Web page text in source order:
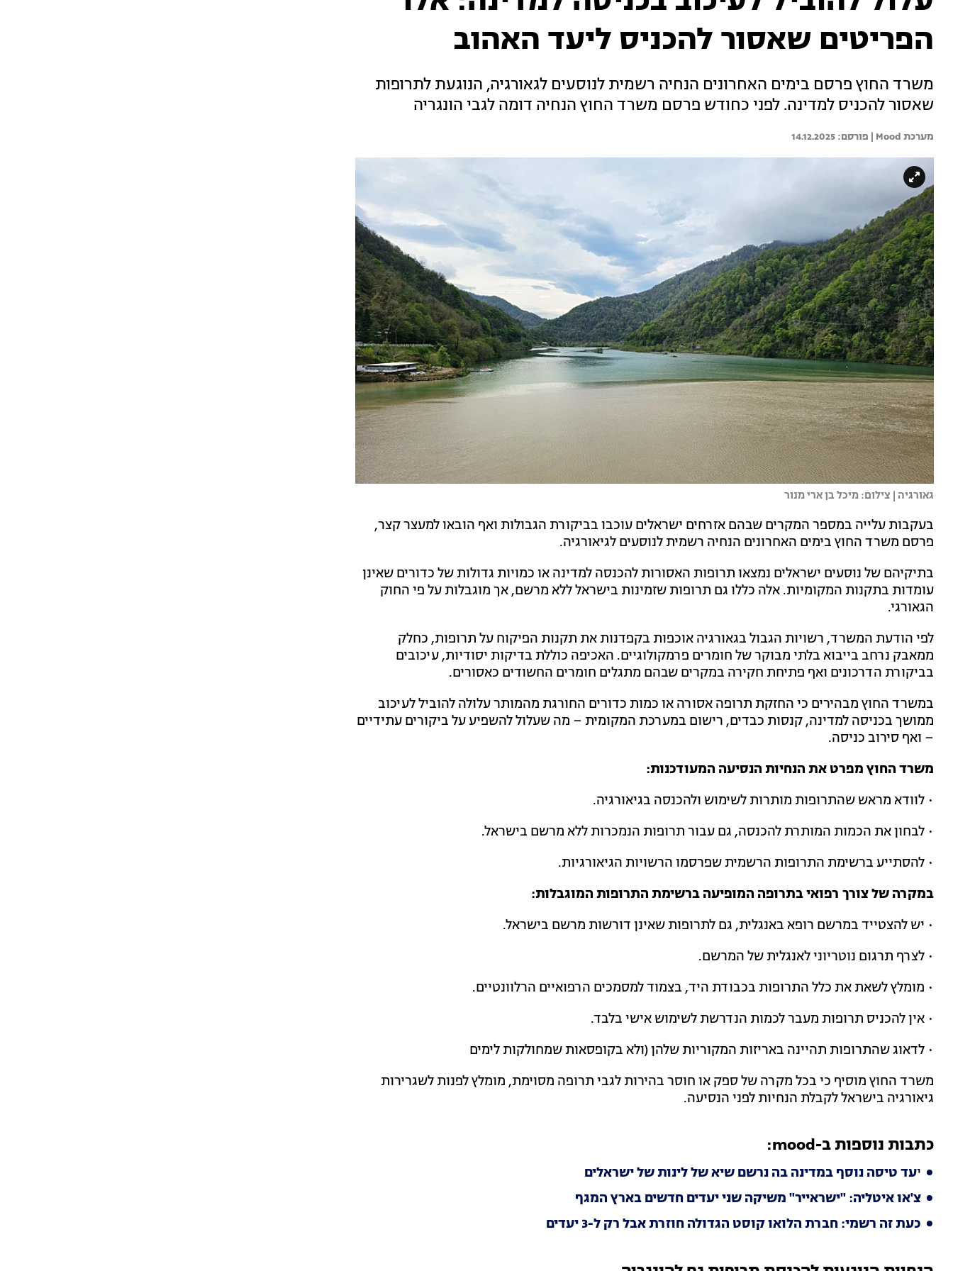
הפריטים שאסור להכניס ליעד האהוב
משרד החוץ פרסם בימים האחרונים הנחיה רשמית לנוסעים לגאורגיה, הנוגעת לתרופות
שאסור להכניס למדינה. לפני כחודש פרסם משרד החוץ הנחיה דומה לגבי הונגריה
מערכת Mood | 14.12.2025
גאורגיה | צילום: מיכל בן ארי מנור
בעקבות עלייה במספר המקרים שבהם אזרחים ישראלים עוכבו בביקורת הגבולות ואף הובאו למעצר קצר,
פרסם משרד החוץ בימים האחרונים הנחיה רשמית לנוסעים לגיאורגיה.
בתיקיהם של נוסעים ישראלים נמצאו תרופות האסורות להכנסה למדינה או כמויות גדולות של כדורים שאינן
עומדות בתקנות המקומיות. אלה כללו גם תרופות שזמינות בישראל ללא מרשם, אך מוגבלות על פי החוק
הגאורגי.
לפי הודעת המשרד, רשויות הגבול בגאורגיה אוכפות בקפדנות את תקנות הפיקוח על תרופות, כחלק
ממאבק נרחב בייבוא בלתי מבוקר של חומרים פרמקולוגיים. האכיפה כוללת בדיקות יסודיות, עיכובים
בביקורת הדרכונים ואף פתיחת חקירה במקרים שבהם מתגלים חומרים החשודים כאסורים.
במשרד החוץ מבהירים כי החזקת תרופה אסורה או כמות כדורים החורגת מהמותר עלולה להוביל לעיכוב
ממושך בכניסה למדינה, קנסות כבדים, רישום במערכת המקומית – מה שעלול להשפיע על ביקורים עתידיים
– ואף סירוב כניסה.
משרד החוץ מפרט את הנחיות הנסיעה המעודכנות:
• לוודא מראש שהתרופות מותרות לשימוש ולהכנסה בגיאורגיה.
• לבחון את הכמות המותרת להכנסה, גם עבור תרופות הנמכרות ללא מרשם בישראל.
• להסתייע ברשימת התרופות הרשמית שפרסמו הרשויות הגיאורגיות.
במקרה של צורך רפואי בתרופה המופיעה ברשימת התרופות המוגבלות:
• יש להצטייד במרשם רופא באנגלית, גם לתרופות שאינן דורשות מרשם בישראל.
• לצרף תרגום נוטריוני לאנגלית של המרשם.
• מומלץ לשאת את כלל התרופות בכבודת היד, בצמוד למסמכים הרפואיים הרלוונטיים.
• אין להכניס תרופות מעבר לכמות הנדרשת לשימוש אישי בלבד.
• לדאוג שהתרופות תהיינה באריזות המקוריות שלהן (ולא בקופסאות שמחולקות לימים
משרד החוץ מוסיף כי בכל מקרה של ספק או חוסר בהירות לגבי תרופה מסוימת, מומלץ לפנות לשגרירות
גיאורגיה בישראל לקבלת הנחיות לפני הנסיעה.
כתבות נוספות ב-mood:
יעד טיסה נוסף במדינה בה נרשם שיא של לינות של ישראלים
צ'או איטליה: "ישראייר" משיקה שני יעדים חדשים בארץ המגף
כעת זה רשמי: חברת הלואו קוסט הגדולה חוזרת אבל רק ל-3 יעדים